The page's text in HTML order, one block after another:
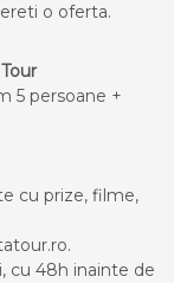
o oferta.
5 persoane +
cu prize, filme,
cu 48h inainte de